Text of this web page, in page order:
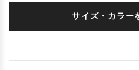
サイズ・カラー